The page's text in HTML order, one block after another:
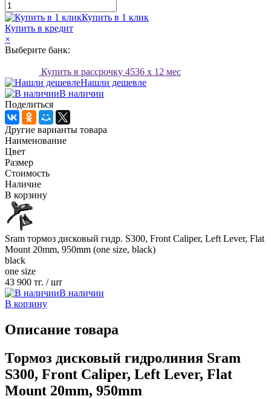
Купить в 1 клик
Купить в кредит
×
Выберите банк:
Купить в рассрочку 4536 x 12 мес
Нашли дешевле
В наличии
Поделиться
Другие варианты товара
Наименование
Цвет
Размер
Стоимость
Наличие
В корзину
Sram тормоз дисковый гидр. S300, Front Caliper, Left Lever, Flat
Mount 20mm, 950mm (one size, black)
black
one size
43 900 тг. / шт
В наличии
В корзину
Описание товара
Тормоз дисковый гидролиния Sram
S300, Front Caliper, Left Lever, Flat
Mount 20mm, 950mm